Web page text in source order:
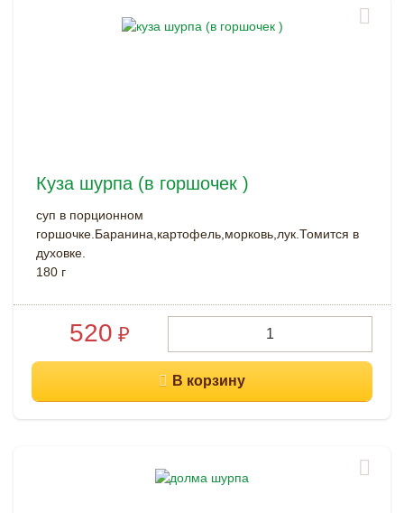
Куза шурпа (в горшочек )
суп в порционном
горшочке.Баранина,картофель,морковь,лук.Томится в
духовке.
180 г
520 ₽